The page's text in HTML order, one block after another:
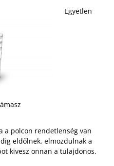
Egyetlen
a polcon rendetlenség van
eldőlnek, elmozdulnak a
kivesz onnan a tulajdonos.